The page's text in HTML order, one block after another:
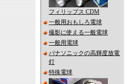
フィリップス CDM
一般用おもしろ電球
撮影に使える一般電球
一般用電球
パナソニックの高輝度放電
灯
特殊電球